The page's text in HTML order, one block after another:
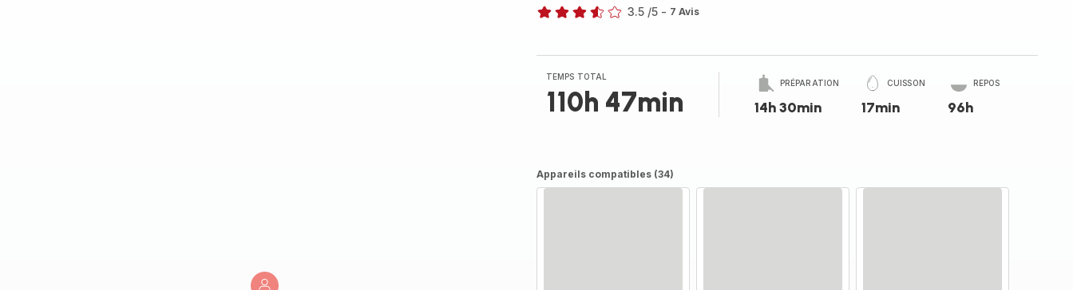
3.5 /5 - 7 Avis
TEMPS TOTAL
110h 47min
PRÉPARATION
14h 30min
CUISSON
17min
REPOS
96h
Appareils compatibles (34)